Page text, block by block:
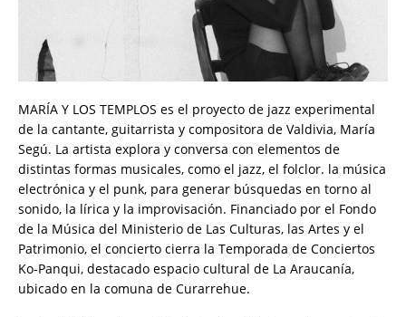
MARÍA Y LOS TEMPLOS es el proyecto de jazz experimental
de la cantante, guitarrista y compositora de Valdivia, María
Segú. La artista explora y conversa con elementos de
distintas formas musicales, como el jazz, el folclor. la música
electrónica y el punk, para generar búsquedas en torno al
sonido, la lírica y la improvisación. Financiado por el Fondo
de la Música del Ministerio de Las Culturas, las Artes y el
Patrimonio, el concierto cierra la Temporada de Conciertos
Ko-Panqui, destacado espacio cultural de La Araucanía,
ubicado en la comuna de Curarrehue.